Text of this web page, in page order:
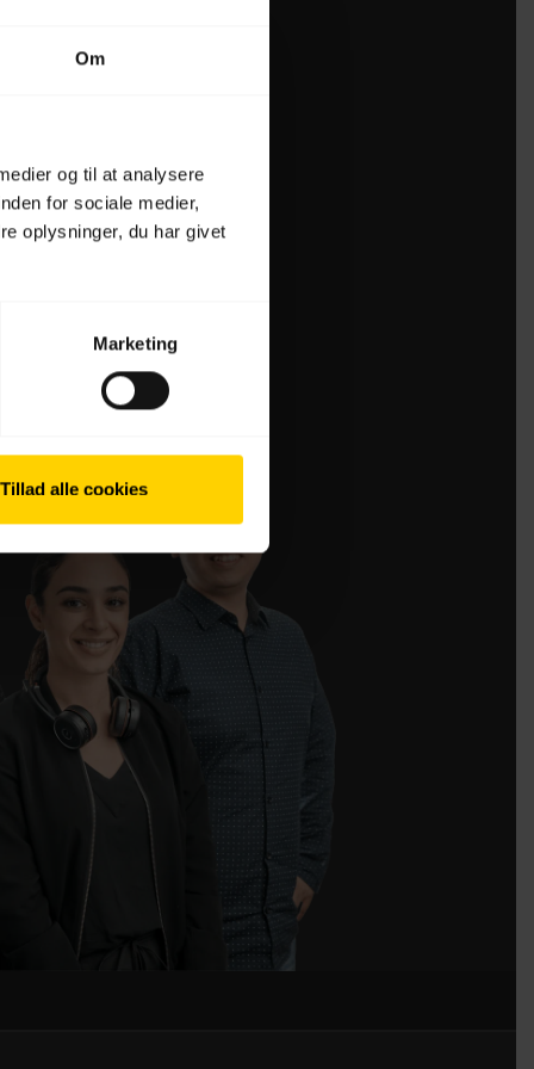
Om
og til at analysere
for sociale medier,
oplysninger, du har givet
Marketing
Tillad alle cookies